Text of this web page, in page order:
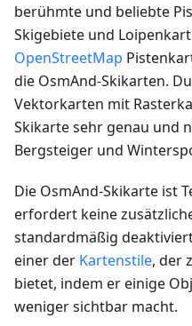
berühmte und beliebte
Skigebiete und
OpenStreetMap
die OsmAnd-Skikarten.
Vektorkarten mit
Skikarte sehr genau und
Bergsteiger und
Die OsmAnd-Skikarte ist
erfordert keine
standardmäßig
einer der Kartenstile, der
bietet, indem er einige
weniger sichtbar macht.